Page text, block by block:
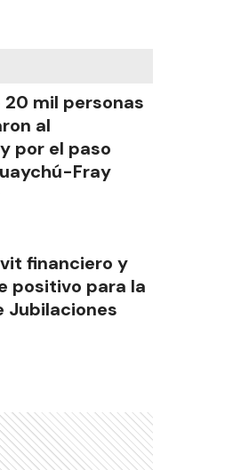
20 mil personas
al
por el paso
Fray
financiero y
positivo para la
Jubilaciones